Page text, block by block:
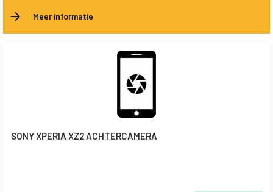
Meer informatie
SONY XPERIA XZ2 ACHTERCAMERA